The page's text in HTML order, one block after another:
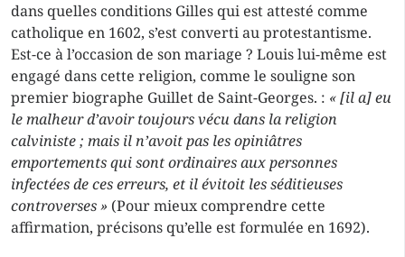
dans quelles conditions Gilles qui est attesté comme
catholique en 1602, s’est converti au protestantisme.
Est-ce à l’occasion de son mariage ? Louis lui-même est
engagé dans cette religion, comme le souligne son
premier biographe Guillet de Saint-Georges. : « [il a] eu
le malheur d’avoir toujours vécu dans la religion
calviniste ; mais il n’avoit pas les opiniâtres
emportements qui sont ordinaires aux personnes
infectées de ces erreurs, et il évitoit les séditieuses
controverses » (Pour mieux comprendre cette
affirmation, précisons qu’elle est formulée en 1692).